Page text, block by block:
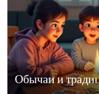
Обычаи и